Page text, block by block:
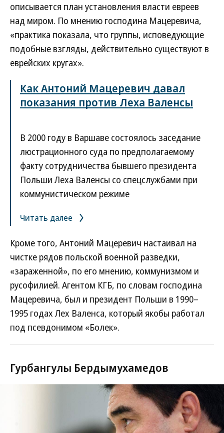
описывается план установления власти евреев
над миром. По мнению господина Мацеревича,
«практика показала, что группы, исповедующие
подобные взгляды, действительно существуют в
еврейских кругах».
Как Антоний Мацеревич давал
показания против Леха Валенсы
В 2000 году в Варшаве состоялось заседание
люстрационного суда по предполагаемому
факту сотрудничества бывшего президента
Польши Леха Валенсы со спецслужбами при
коммунистическом режиме
Читать далее
Кроме того, Антоний Мацеревич настаивал на
чистке рядов польской военной разведки,
«зараженной», по его мнению, коммунизмом и
русофилией. Агентом КГБ, по словам господина
Мацеревича, был и президент Польши в 1990–
1995 годах Лех Валенса, который якобы работал
под псевдонимом «Болек».
Гурбангулы Бердымухамедов